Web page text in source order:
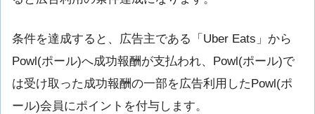
条件を達成すると、広告主である「Uber Eats」から
Powl(ポール)へ成功報酬が支払われ、Powl(ポール)で
は受け取った成功報酬の一部を広告利用したPowl(ポ
ール)会員にポイントを付与します。